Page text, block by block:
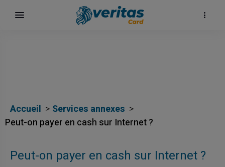
Accueil
Services annexes
Peut-on payer en cash sur Internet ?
Peut-on payer en cash sur Internet ?